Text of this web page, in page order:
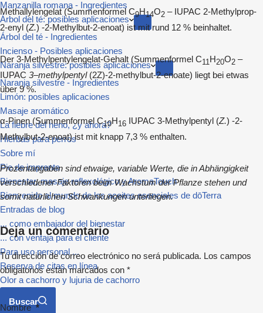
Manzanilla romana - Ingredientes
Árbol del té: posibles aplicaciones
Árbol del té - Ingredientes
Incienso - Posibles aplicaciones
Naranja silvestre: posibles aplicaciones
Naranja silvestre - Ingredientes
Limón: posibles aplicaciones
Masaje aromático
La fiebre del heno, ¿y ahora?
Hierbas para perros
Sobre mí
Pie de imprenta
Bienestar, masaje reflexológico y AromaTouch
Bienvenido al mundo de los aceites esenciales de dōTerra
Entradas de blog
... como embajador del bienestar
... con ventaja para el cliente
Para uso personal ...
Reserva de citas en línea
Olor a cachorro y lujuria de cachorro
Buscar
Methallylengelat (Summenformel C9H14O2 – IUPAC 2-Methylprop-
2-enyl (Z.) -2-Methylbut-2-enoat) ist mit rund 12 % beinhaltet.
Der 3-Methylpentylengelat-Gehalt (Summenformel C11 H20O2 –
IUPAC 3–methylpentyl(2Z)-2-methylbut-2-enoate) liegt bei etwas
über 9 %.
α-Pinen (Summenformel C10H16 IUPAC 3-Methylpentyl (Z.) -2-
Methylbut-2-enoat) ist mit knapp 7,3 % enthalten.
Prozentangaben sind etwaige, variable Werte, die in Abhängigkeit
verschiedener Faktoren beim Wachstum der Pflanze stehen und
somit natürlichen Schwankungen unterliegen.
Deja un comentario
Tu dirección de correo electrónico no será publicada. Los campos
obligatorios están marcados con *
Nombre*